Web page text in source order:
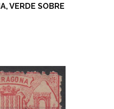
VERDE SOBRE